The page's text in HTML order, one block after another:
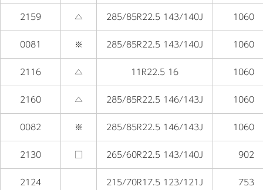
2159 △ 285/85R22.5 143/140J 1060
0081 ※ 285/85R22.5 143/140J 1060
2116 △ 11R22.5 16 1060
2160 △ 285/85R22.5 146/143J 1060
0082 ※ 285/85R22.5 146/143J 1060
2130 265/60R22.5 143/140J 902
2124 215/70R17.5 123/121J 753